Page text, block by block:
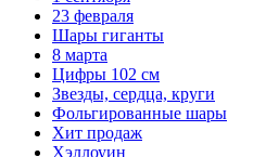
23 февраля
Шары гиганты
8 марта
Цифры 102 см
Звезды, сердца, круги
Фольгированные шары
Хит продаж
Хэллоуин